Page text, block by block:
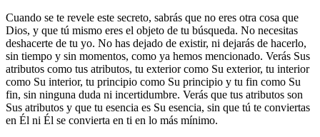
Cuando se te revele este secreto, sabrás que no eres otra cosa que
Dios, y que tú mismo eres el objeto de tu búsqueda. No necesitas
deshacerte de tu yo. No has dejado de existir, ni dejarás de hacerlo,
sin tiempo y sin momentos, como ya hemos mencionado. Verás Sus
atributos como tus atributos, tu exterior como Su exterior, tu interior
como Su interior, tu principio como Su principio y tu fin como Su
fin, sin ninguna duda ni incertidumbre. Verás que tus atributos son
Sus atributos y que tu esencia es Su esencia, sin que tú te conviertas
en Él ni Él se convierta en ti en lo más mínimo.